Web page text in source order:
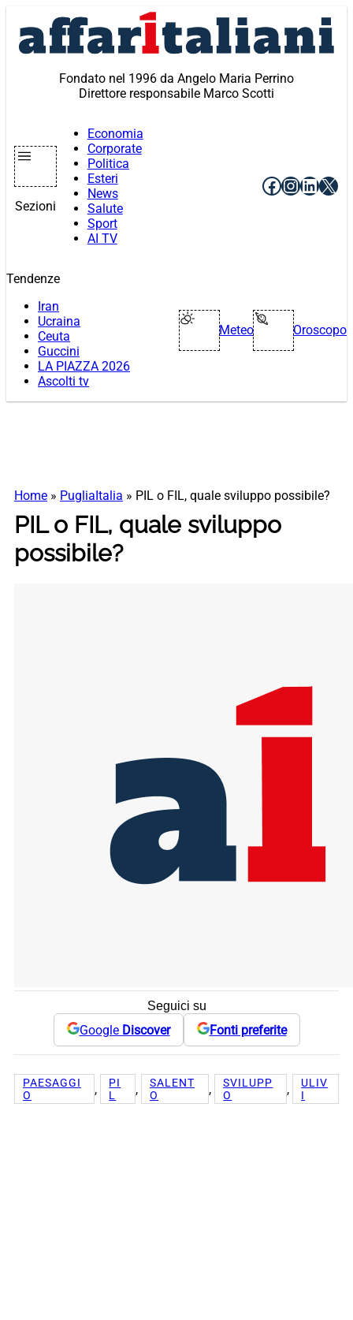
contenuto
Fondato nel 1996 da Angelo Maria Perrino
Direttore responsabile Marco Scotti
Sezioni
Economia
Corporate
Politica
Esteri
News
Salute
Sport
AI TV
Facebook
X
Tendenze
Iran
Ucraina
Ceuta
Guccini
LA PIAZZA 2026
Ascolti tv
Meteo Oroscopo
Home » PugliaItalia » PIL o FIL, quale sviluppo possibile?
PIL o FIL, quale sviluppo
possibile?
Seguici su
Google Discover Fonti preferite
PAESAGGI
O
,
PI
L
,
SALENT
O
,
SVILUPP
O
,
ULIV
I